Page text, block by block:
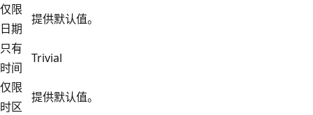
仅限
日期
提供默认值。
只有
时间
Trivial
仅限
时区
提供默认值。